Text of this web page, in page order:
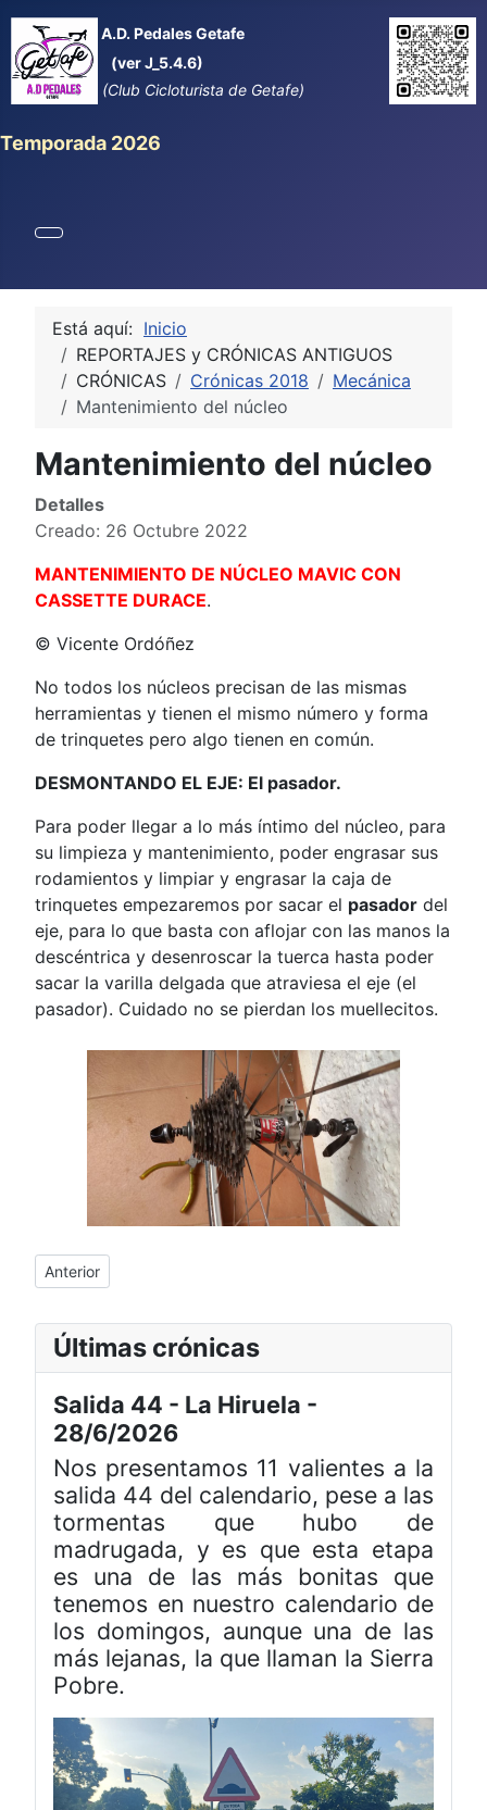
A.D. Pedales Getafe
(ver J_5.4.6)
(Club Cicloturista de Getafe)
Temporada 2026
Está aquí: Inicio
REPORTAJES y CRÓNICAS ANTIGUOS
CRÓNICAS
Crónicas 2018
Mecánica
Mantenimiento del núcleo
Mantenimiento del núcleo
Detalles
Creado: 26 Octubre 2022
MANTENIMIENTO DE NÚCLEO MAVIC CON
CASSETTE DURACE.
© Vicente Ordóñez
No todos los núcleos precisan de las mismas
herramientas y tienen el mismo número y forma
de trinquetes pero algo tienen en común.
DESMONTANDO EL EJE: El pasador.
Para poder llegar a lo más íntimo del núcleo, para
su limpieza y mantenimiento, poder engrasar sus
rodamientos y limpiar y engrasar la caja de
trinquetes empezaremos por sacar el pasador del
eje, para lo que basta con aflojar con las manos la
descéntrica y desenroscar la tuerca hasta poder
sacar la varilla delgada que atraviesa el eje (el
pasador). Cuidado no se pierdan los muellecitos.
Artículo anterior: Caja corta y 32 dientes
Anterior
Últimas crónicas
Salida 44 - La Hiruela -
28/6/2026
Nos presentamos 11 valientes a la
salida 44 del calendario, pese a las
tormentas que hubo de
madrugada, y es que esta etapa
es una de las más bonitas que
tenemos en nuestro calendario de
los domingos, aunque una de las
más lejanas, la que llaman la Sierra
Pobre.